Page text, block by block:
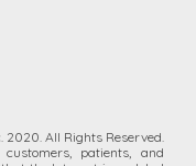
2020. All Rights Reserved.
patients, and